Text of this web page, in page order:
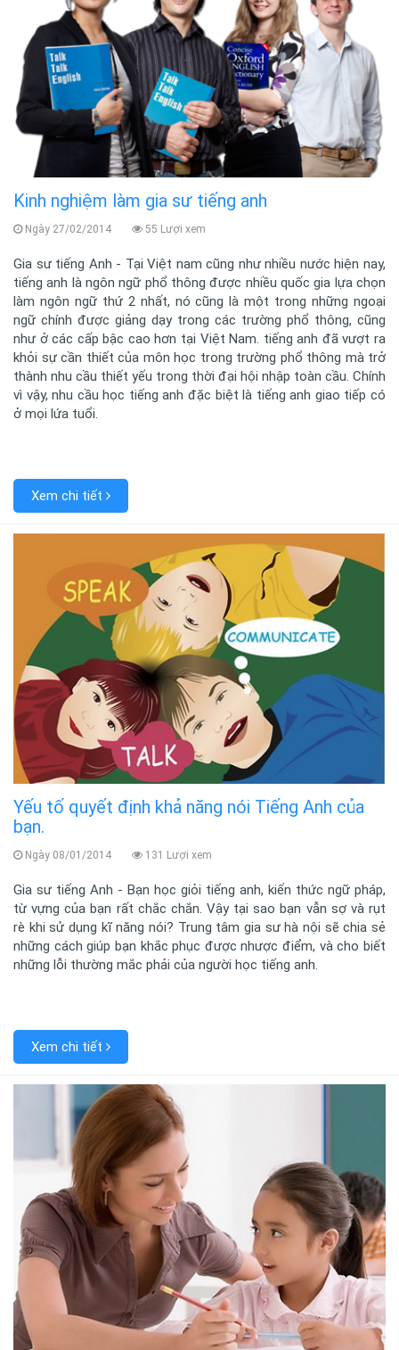
Kinh nghiệm làm gia sư tiếng anh
Ngày 27/02/2014 55 Lượi xem
Gia sư tiếng Anh - Tại Việt nam cũng như nhiều nước hiện nay,
tiếng anh là ngôn ngữ phổ thông được nhiều quốc gia lựa chọn
làm ngôn ngữ thứ 2 nhất, nó cũng là một trong những ngoại
ngữ chính được giảng dạy trong các trường phổ thông, cũng
như ở các cấp bậc cao hơn tại Việt Nam. tiếng anh đã vượt ra
khỏi sự cần thiết của môn học trong trường phổ thông mà trở
thành nhu cầu thiết yếu trong thời đại hội nhập toàn cầu. Chính
vì vậy, nhu cầu học tiếng anh đặc biệt là tiếng anh giao tiếp có
ở mọi lứa tuổi.
Xem chi tiết
Yếu tố quyết định khả năng nói Tiếng Anh của
bạn.
Ngày 08/01/2014 131 Lượi xem
Gia sư tiếng Anh - Bạn học giỏi tiếng anh, kiến thức ngữ pháp,
từ vựng của bạn rất chắc chắn. Vậy tại sao bạn vẫn sợ và rụt
rè khi sử dụng kĩ năng nói? Trung tâm gia sư hà nội sẽ chia sẻ
những cách giúp bạn khắc phục được nhược điểm, và cho biết
những lỗi thường mắc phải của người học tiếng anh.
Xem chi tiết